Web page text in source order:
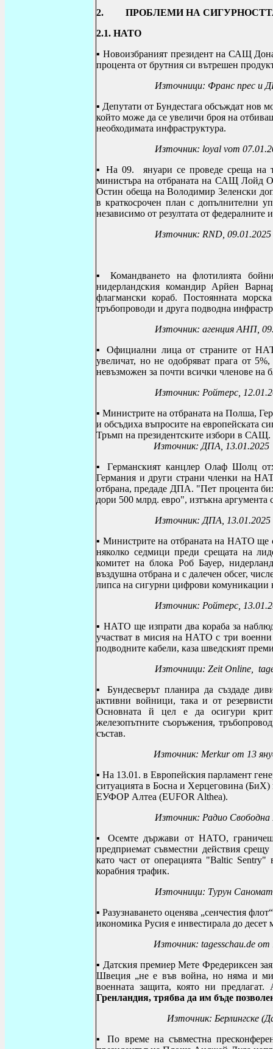
2.
ПРОБЛЕМИ НА
2.1. НАТО
▪ Новоизбраният президент на САЩ
процента от брутния си вътрешен
Източници: Франс прес и
▪ Депутати от Бундестага обсъждат нов
който може да се увеличи броя на
необходимата инфраструктура.
Източник: loyal vom
▪На 09. януари се проведе среща на
министъра на отбраната на САЩ Лойд
Остин обеща на Володимир Зеленски
в краткосрочен план с допълнителни
независимо от резултата от
Източник: RND, 09.01.2025
▪Командването нафлотилията
нидерландския командир Арйен
флагмански кораб. Постоянната
тръбопроводи и друга подводна
Източник: агенция АНП,
▪Официални лица от страните от
увеличат, но не одобряват прага от
невъзможен за почти всички членове на
Източник: Ройтерс,
▪ Министрите на отбраната на Полша,
и обсъдиха въпросите на европейската
Тръмп на президентските избори в САЩ.
Източник: ДПА, 13.01.2025
▪ Германският канцлер Олаф Шолц
Германия и други страни членки на
отбрана, предаде ДПА. "Пет процента
дори 500 млрд. евро", изтъкна
Източник: ДПА, 13.01.2025
▪ Министрите на отбраната на НАТО ще
няколко седмици преди срещата на
комитет на блока Роб Бауер,
въздушна отбрана и с далечен обсег,
липса на сигурни цифрови комуникации
Източник: Ройтерс,
▪ НАТО ще изпрати два кораба за
участват в мисия на НАТО с три военни
подводните кабели, каза шведският
Източници: Zeit Online,
▪ Бундесверът планира да създаде
активни войници, така и от
Основната й цел е да осигури
железопътните съоръжения,
състав.
Източник: Мerkur от 13
▪ На 13.01. в Европейския парламент
ситуацията в Босна и Херцеговина
ЕУФОР Алтеа (EUFOR Althea).
Източник: Радио Свободна
▪ Осемте държави от НАТО,
предприемат съвместни действия срещу
като част от операцията "Baltic
корабния трафик.
Източници: Турун
▪ Разузнаването оценява „сенчестия
икономика Русия е инвестирала до десет
Източник: tagesschau.de от
▪ Датския премиер Мете Фредериксен
Швеция „не е във война, но няма и
военната защита, която ни предлагат.
Гренландия, трябва да им бъде
Източник: Берлингске
▪По време на съвместна